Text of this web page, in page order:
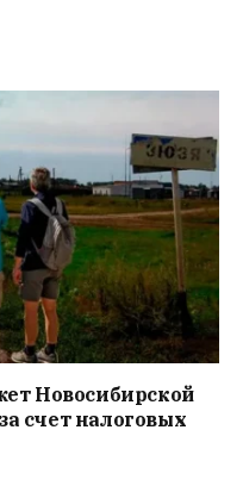
Новосибирской
счет налоговых